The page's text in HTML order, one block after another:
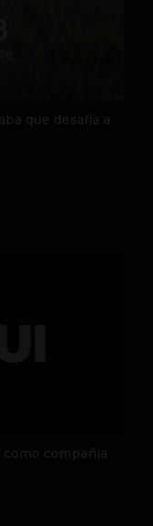
que desafía a
compañía